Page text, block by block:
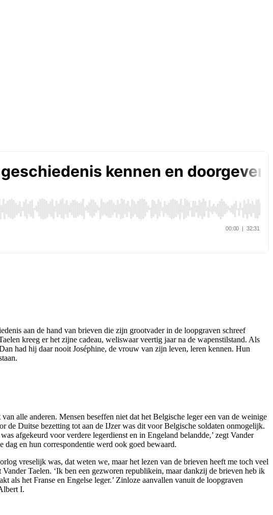
aan de hand van brieven die zijn grootvader in de loopgraven schreef
kreeg er het zijne cadeau, weliswaar veertig jaar na de wapenstilstand. Als
had hij daar nooit Joséphine, de vrouw van zijn leven, leren kennen. Hun
alle anderen. Mensen beseffen niet dat het Belgische leger een van de weinige
de Duitse bezetting tot aan de IJzer was dit voor Belgische soldaten onmogelijk.
afgekeurd voor verdere legerdienst en in Engeland belandde,’ zegt Vander
dag en hun correspondentie werd ook goed bewaard.
vreselijk was, dat weten we, maar het lezen van de brieven heeft me toch veel
Taelen. ‘Ik ben een gezworen republikein, maar dankzij de brieven heb ik
het Franse en Engelse leger.’ Zinloze aanvallen vanuit de loopgraven
I.